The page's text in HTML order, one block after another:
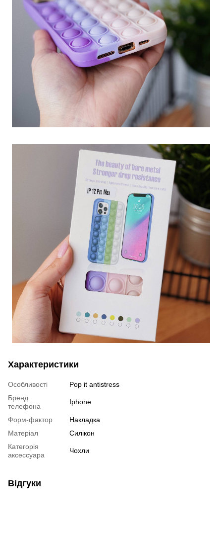
Характеристики
Особливості
Pop it antistress
Бренд
телефона
Iphone
Форм-фактор
Накладка
Матеріал
Силікон
Категорія
аксессуара
Чохли
Відгуки